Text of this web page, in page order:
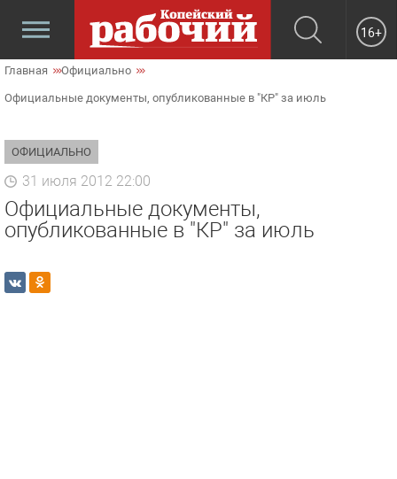
16+
Главная Официально
Официальные документы, опубликованные в "КР" за июль
ОФИЦИАЛЬНО
31 июля 2012 22:00
Официальные документы,
опубликованные в "КР" за июль